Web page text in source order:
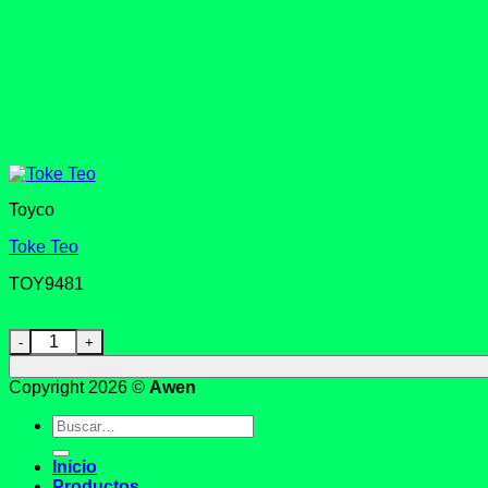
Toyco
Toke Teo
TOY9481
Toke Teo cantidad
Copyright 2026 © Awen
Buscar
por:
Inicio